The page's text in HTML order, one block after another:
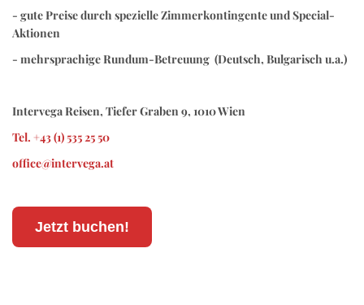
- gute Preise durch spezielle Zimmerkontingente und Special-
Aktionen
- mehrsprachige Rundum-Betreuung (Deutsch, Bulgarisch u.a.)
Intervega Reisen, Tiefer Graben 9, 1010 Wien
Tel. +43 (1) 535 25 50
office@intervega.at
Jetzt buchen!